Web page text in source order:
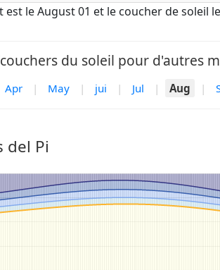
le August 01 et le coucher de soleil
du soleil pour d'autres
Apr | May | jui | Jul | Aug |
del Pi